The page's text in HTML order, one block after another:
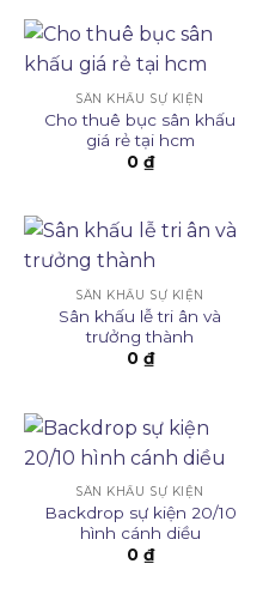
SÂN KHẤU SỰ KIỆN
Cho thuê bục sân khấu
giá rẻ tại hcm
0 ₫
SÂN KHẤU SỰ KIỆN
Sân khấu lễ tri ân và
trưởng thành
0 ₫
SÂN KHẤU SỰ KIỆN
Backdrop sự kiện 20/10
hình cánh diều
0 ₫